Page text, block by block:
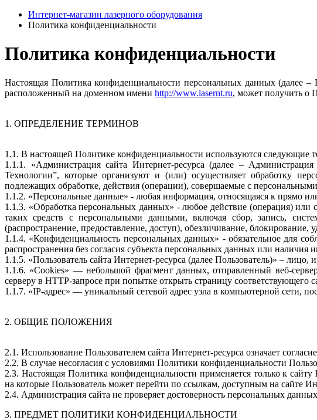
Интернет-магазин лазерного оборудования
Политика конфиденциальности
Политика конфиденциальности
Настоящая Политика конфиденциальности персональных данных (далее
расположенный на доменном имени http://www.lasernt.ru, может получить о
1. ОПРЕДЕЛЕНИЕ ТЕРМИНОВ
1.1. В настоящей Политике конфиденциальности используются следующие
1.1.1. «Администрация сайта Интернет-ресурса (далее –
Технологии”, которые организуют и (или) осуществляет обработку
подлежащих обработке, действия (операции), совершаемые с
1.1.2. «Персональные данные» - любая информация, относящаяся к прямо
1.1.3. «Обработка персональных данных» - любое действие (операция) или
таких средств с персональными данными, включая сбор, запись,
(распространение, предоставление, доступ), обезличивание,
1.1.4. «Конфиденциальность персональных данных» - обязательное для
распространения без согласия субъекта персональных данных или наличия
1.1.5. «Пользователь сайта Интернет-ресурса (далее Пользователь)» –
1.1.6. «Cookies» — небольшой фрагмент данных, отправленный веб-
серверу в HTTP-запросе при попытке открыть страницу соответствующего
1.1.7. «IP-адрес» — уникальный сетевой адрес узла в компьютерной сети,
2. ОБЩИЕ ПОЛОЖЕНИЯ
2.1. Использование Пользователем сайта Интернет-ресурса означает
2.2. В случае несогласия с условиями Политики конфиденциальности
2.3. Настоящая Политика конфиденциальности применяется только к сайту
на которые Пользователь может перейти по ссылкам, доступным на сайте
2.4. Администрация сайта не проверяет достоверность персональных
3. ПРЕДМЕТ ПОЛИТИКИ КОНФИДЕНЦИАЛЬНОСТИ